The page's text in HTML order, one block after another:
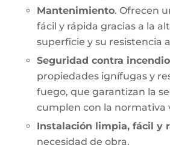
Mantenimiento. Ofrecen
fácil y rápida gracias a la
superficie y su resistencia
Seguridad contra
propiedades ignífugas y
fuego, que garantizan la
cumplen con la normativa
Instalación limpia, fácil y
necesidad de obra.